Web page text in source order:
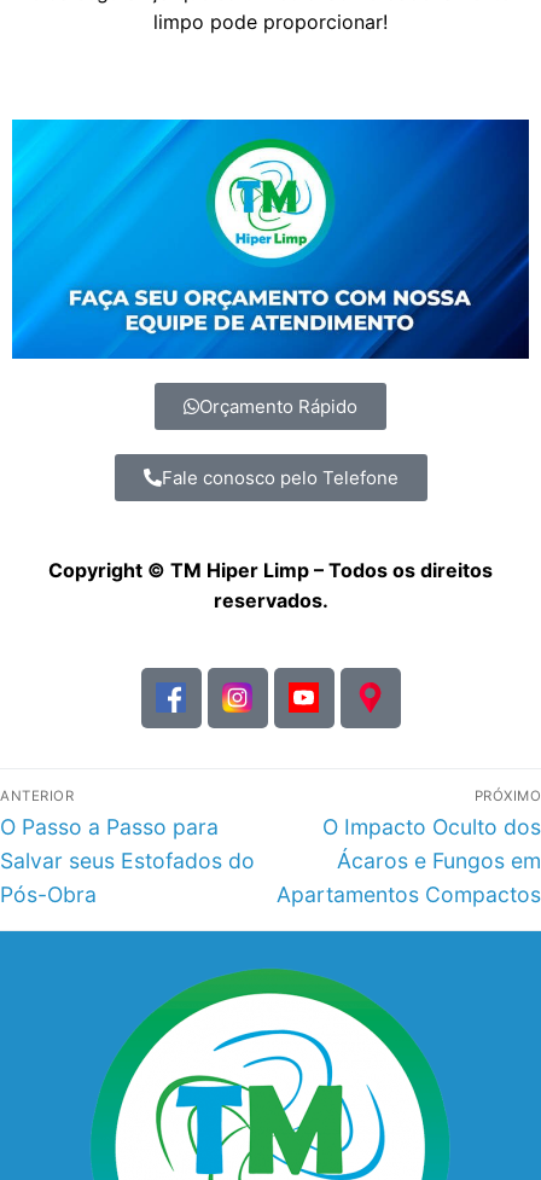
limpo pode proporcionar!
Orçamento Rápido
Fale conosco pelo Telefone
Copyright © TM Hiper Limp – Todos os direitos
reservados.
ANTERIOR
O Passo a Passo para
Salvar seus Estofados do
Pós-Obra
PRÓXIMO
O Impacto Oculto dos
Ácaros e Fungos em
Apartamentos Compactos